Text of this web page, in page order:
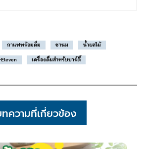
กาแฟพร้อมดื่ม ชานม
น้ำผลไม้
เครื่องดื่มสำหรับปาร์ตี้
ความที่เกี่ยวข้อง